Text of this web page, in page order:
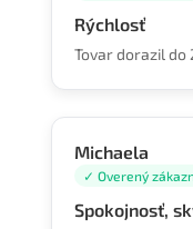
Rýchlosť
Tovar dorazil do
Michaela
✓ Overený
Spokojnosť,